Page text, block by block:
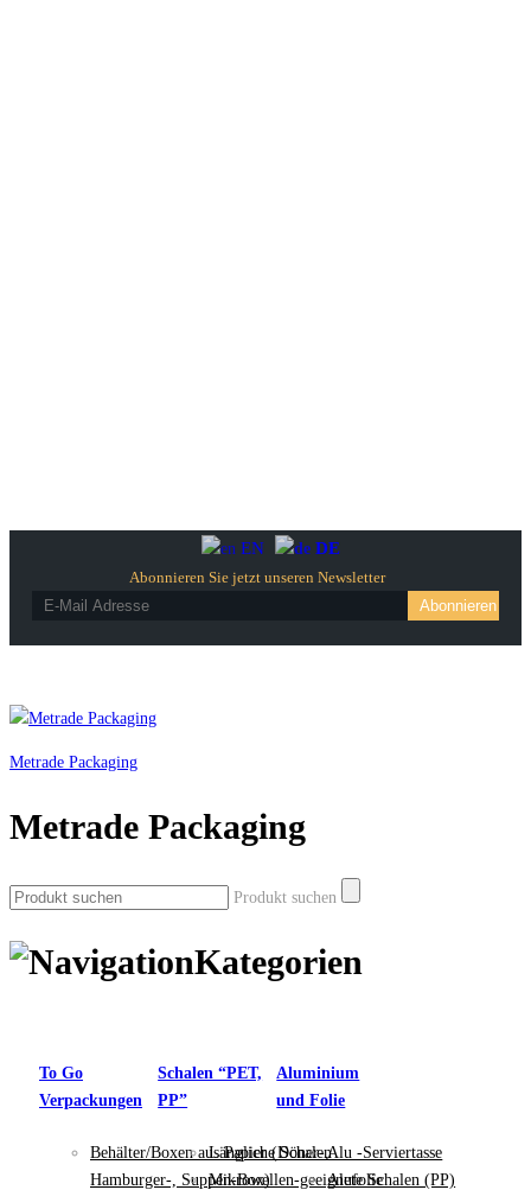
EN DE
Abonnieren Sie jetzt unseren Newsletter
Metrade Packaging
Metrade Packaging
Produkt suchen
Kategorien
To Go
Verpackungen
Behälter/Boxen aus Papier (Döner-,
Hamburger-, Suppen-Box)
Schalen “PET,
PP”
Längliche Schalen
Mikrowellen-geeignete Schalen (PP)
Aluminium
und Folie
Alu -Serviertasse
Alufolie